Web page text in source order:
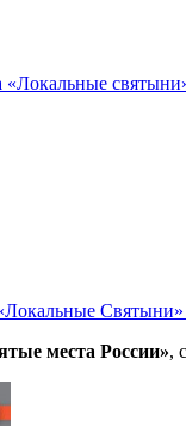
«Локальные
Святыни»
места России»,